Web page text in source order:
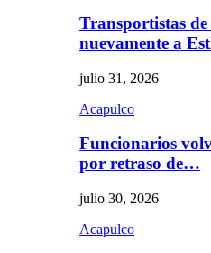
Transportistas
nuevamente a
julio 31, 2026
Acapulco
Funcionarios
por retraso de…
julio 30, 2026
Acapulco